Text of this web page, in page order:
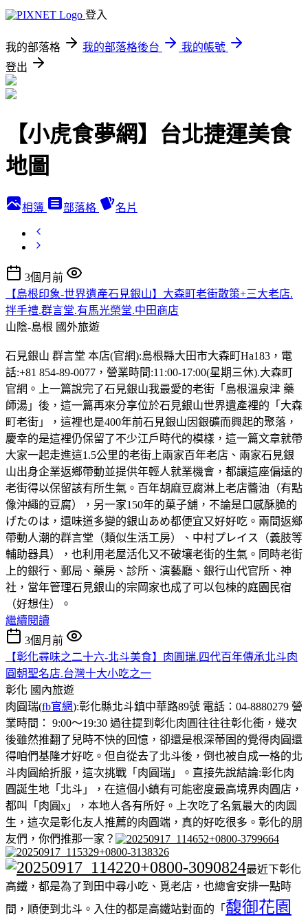
登入
我的部落格 我的部落格後台
我的帳號
登出
【小虎食夢網】台北捷運美食
地圖
相簿 部落格 名片
3個月前
【島根印象-世界遺產石見銀山】大森町老街散策+三大老店.
拌手禮.群言堂.有馬光榮堂.中田商店
山陰-島根 國外旅遊
石見銀山 群言堂 本店(官網):島根縣大田市大森町Ha183，電
話:+81 854-89-0077，營業時間:11:00-17:00(星期三休).大森町
官網。上一篇說完了石見銀山我最愛的老街「島根溫泉津 藥
師湯」後，這一篇再來分享位於石見銀山世界遺產裡的「大森
町老街」，這裡也是400年前石見銀山因銀礦而興起的聚落，
慶幸的是這裡仍保留了不少江戶時代的模樣，這一篇文章就帶
大家一起走進這1.5公里的老街上兩家百年老店、兩家石見銀
山出身企業返鄉帶動並提供年輕人就業機會，都讓這座偏遠的
老街得以保留該有所生氣。百年胡麻豆腐淋上老店醬油（有點
像沖繩的豆腐），另一家150年的菓子舖，不論是口感酥脆的
げたのは，還味道多變的銀山あめ都便宜又好好吃。兩間返鄉
帶動人潮的群言堂（類似生活工房）、中村プレイス（義肢等
輔助器具），也利用老屋活化又不破壤老街的生氣。同時老街
上的銀行、郵局、藥房、診所、演藝廳、銀行山代官所、神
社，當年管理石見銀山的宗岡家也成了可以包楝的庭園民宿
（好想住）。
繼續閱讀
3個月前
【彰化尋味之二十六-北斗美食】肉圓瑞.四代百年傳承北斗肉
圓朝聖名店.台灣十大小吃之一
彰化 國內旅遊
肉圓瑞(fb官網):彰化縣北斗鎮中華路89號 電話：04-8880279 營
業時間： 9:00～19:30 過往提到彰化肉圓往往往彰化衝，幾次
後雖然推翻了兒時不快的回憶，卻還是根深蒂固的覺得肉圓還
得咱們基隆才好吃。但自從去了北斗後，倒也被自成一格的北
斗肉圓給折服，這次挑戰「肉圓瑞」。直接先說結論:彰化肉
圓誕生地「北斗」，在這個小鎮有可能密度最高境界肉圓店，
都叫「肉圓x」，本地人各有所好。上次吃了名氣最大的肉圆
生，這次是彰化友人推薦的肉圓端，真的好吃很多。彰化的朋
友們，你們推那一家？
最近下彰化
高鐵，都是為了到田中尋小吃、覓老店，也總會安排一點時
間，順便到北斗。入住的都是高鐵站對面的「 馥御花園